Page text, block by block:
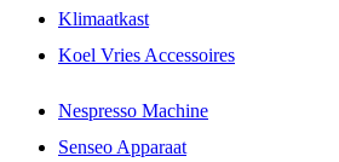
Klimaatkast
Koel Vries Accessoires
Nespresso Machine
Senseo Apparaat